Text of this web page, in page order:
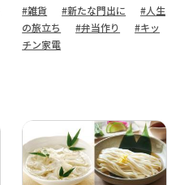
#雑貨 #新たな門出に
#人生
の旅立ち
#弁当作り
#キッ
チン家電